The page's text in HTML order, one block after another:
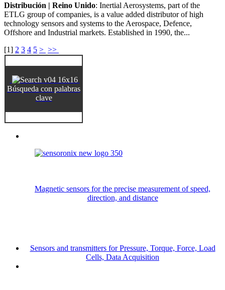
Distribución | Reino Unido: Inertial Aerosystems, part of the
ETLG group of companies, is a value added distributor of high
technology sensors and systems to the Aerospace, Defence,
Offshore and Industrial markets. Established in 1990, the...
[1] 2 3 4 5 > >>
Búsqueda con palabras
clave
Magnetic sensors for the precise measurement of speed,
direction, and distance
Sensors and transmitters for Pressure, Torque, Force, Load
Cells, Data Acquisition